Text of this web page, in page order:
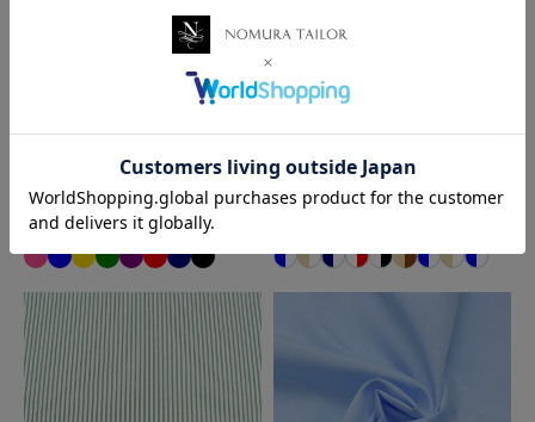
京都府京都市下京区四条通麩屋町東入奈良物町362 株式会社ノム
オンラインショップ直通TEL/FAX：075-257-7781
E-mail：shop@nomura-tailor.co.jp
コットンオックスプリント生
78円
ブロードドットプリント